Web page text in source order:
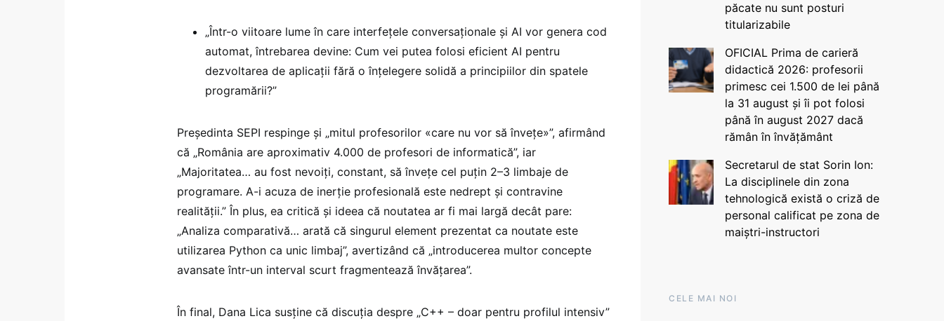
„Într-o viitoare lume în care interfețele conversaționale și AI vor genera cod
automat, întrebarea devine: Cum vei putea folosi eficient AI pentru
dezvoltarea de aplicații fără o înțelegere solidă a principiilor din spatele
programării?”
Președinta SEPI respinge și „mitul profesorilor «care nu vor să învețe»”, afirmând
că „România are aproximativ 4.000 de profesori de informatică”, iar
„Majoritatea… au fost nevoiți, constant, să învețe cel puțin 2–3 limbaje de
programare. A-i acuza de inerție profesională este nedrept și contravine
realității.” În plus, ea critică și ideea că noutatea ar fi mai largă decât pare:
„Analiza comparativă… arată că singurul element prezentat ca noutate este
utilizarea Python ca unic limbaj”, avertizând că „introducerea multor concepte
avansate într-un interval scurt fragmentează învățarea”.
În final, Dana Lica susține că discuția despre „C++ – doar pentru profilul intensiv”
păcate nu sunt posturi
titularizabile
OFICIAL Prima de carieră
didactică 2026: profesorii
primesc cei 1.500 de lei până
la 31 august și îi pot folosi
până în august 2027 dacă
rămân în învățământ
Secretarul de stat Sorin Ion:
La disciplinele din zona
tehnologică există o criză de
personal calificat pe zona de
maiștri-instructori
CELE MAI NOI